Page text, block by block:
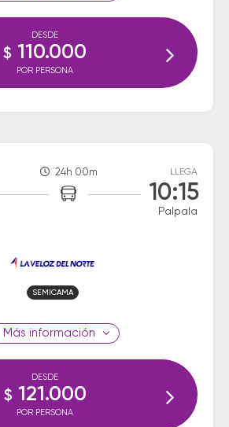
DESDE
$ 110.000
POR PERSONA
24h 00m LLEGA
10:15
Palpala
SEMICAMA
información
DESDE
$ 121.000
POR PERSONA